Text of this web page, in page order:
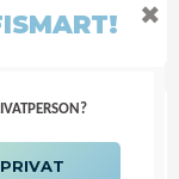
ST)
PRIVAT
✖